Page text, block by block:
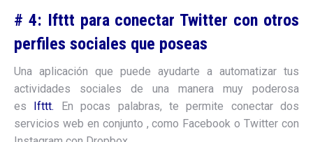
# 4: Ifttt para conectar Twitter con otros
perfiles sociales que poseas
Una aplicación que puede ayudarte a automatizar tus
actividades sociales de una manera muy poderosa
es Ifttt. En pocas palabras, te permite conectar dos
servicios web en conjunto , como Facebook o Twitter con